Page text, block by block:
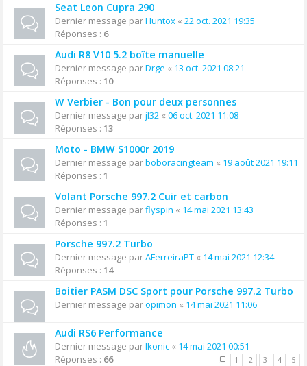
Seat Leon Cupra 290
Dernier message parHuntox « 22 oct. 2021 19:35
Réponses : 6
Audi R8 V10 5.2 boîte manuelle
Dernier message parDrge « 13 oct. 2021 08:21
Réponses : 10
W Verbier - Bon pour deux personnes
Dernier message parjl32 « 06 oct. 2021 11:08
Réponses : 13
Moto - BMW S1000r 2019
Dernier message parboboracingteam « 19 août 2021 19:11
Réponses : 1
Volant Porsche 997.2 Cuir et carbon
Dernier message parflyspin « 14 mai 2021 13:43
Réponses : 1
Porsche 997.2 Turbo
Dernier message parAFerreiraPT « 14 mai 2021 12:34
Réponses : 14
Boitier PASM DSC Sport pour Porsche 997.2 Turbo
Dernier message paropimon « 14 mai 2021 11:06
Audi RS6 Performance
Dernier message parIkonic « 14 mai 2021 00:51
Réponses : 66 1 2 3 4 5